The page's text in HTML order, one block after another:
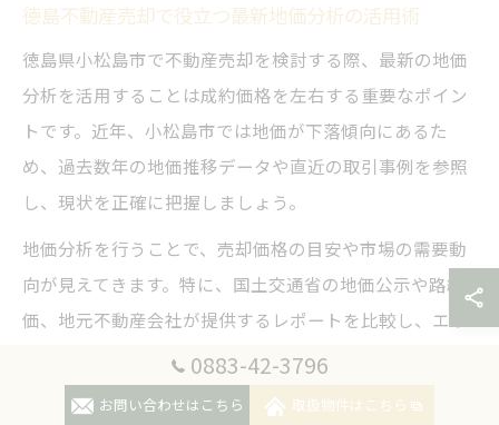
徳島不動産売却で役立つ最新地価分析の活用術
徳島県小松島市で不動産売却を検討する際、最新の地価
分析を活用することは成約価格を左右する重要なポイン
トです。近年、小松島市では地価が下落傾向にあるた
め、過去数年の地価推移データや直近の取引事例を参照
し、現状を正確に把握しましょう。
地価分析を行うことで、売却価格の目安や市場の需要動
向が見えてきます。特に、国土交通省の地価公示や路線
価、地元不動産会社が提供するレポートを比較し、エリ
アごとの違いや時期的な傾向を確認することが大切で
0883-42-3796
お問い合わせはこちら 取扱物件はこちら